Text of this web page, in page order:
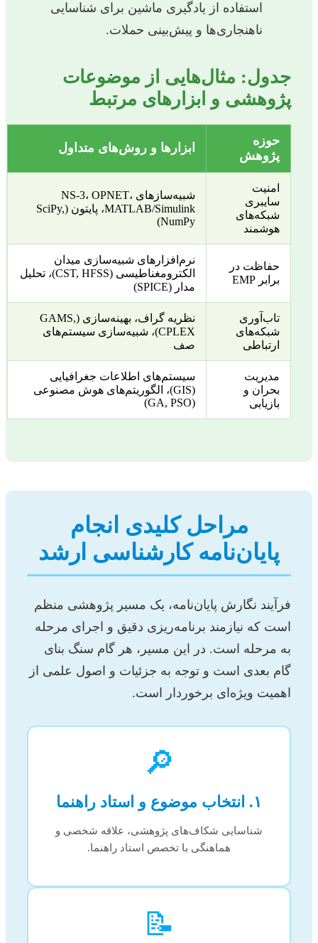
استفاده از یادگیری ماشین برای شناسایی
ناهنجاری‌ها و پیش‌بینی حملات.
جدول: مثال‌هایی از موضوعات
پژوهشی و ابزارهای مرتبط
حوزه
پژوهش
ابزارها و روش‌های متداول
امنیت
سایبری
شبکه‌های
هوشمند
شبیه‌سازهای NS-3، OPNET،
MATLAB/Simulink، پایتون (SciPy,
NumPy)
حفاظت در
برابر EMP
نرم‌افزارهای شبیه‌سازی میدان
الکترومغناطیسی (CST, HFSS)، تحلیل
مدار (SPICE)
تاب‌آوری
شبکه‌های
ارتباطی
نظریه گراف، بهینه‌سازی (GAMS,
CPLEX)، شبیه‌سازی سیستم‌های
صف
مدیریت
بحران و
بازیابی
سیستم‌های اطلاعات جغرافیایی
(GIS)، الگوریتم‌های هوش مصنوعی
(GA, PSO)
مراحل کلیدی انجام
پایان‌نامه کارشناسی ارشد
فرآیند نگارش پایان‌نامه، یک مسیر پژوهشی منظم
است که نیازمند برنامه‌ریزی دقیق و اجرای مرحله
به مرحله است. در این مسیر، هر گام سنگ بنای
گام بعدی است و توجه به جزئیات و اصول علمی از
اهمیت ویژه‌ای برخوردار است.
🔎
۱. انتخاب موضوع و استاد راهنما
شناسایی شکاف‌های پژوهشی، علاقه شخصی و
هماهنگی با تخصص استاد راهنما.
📝